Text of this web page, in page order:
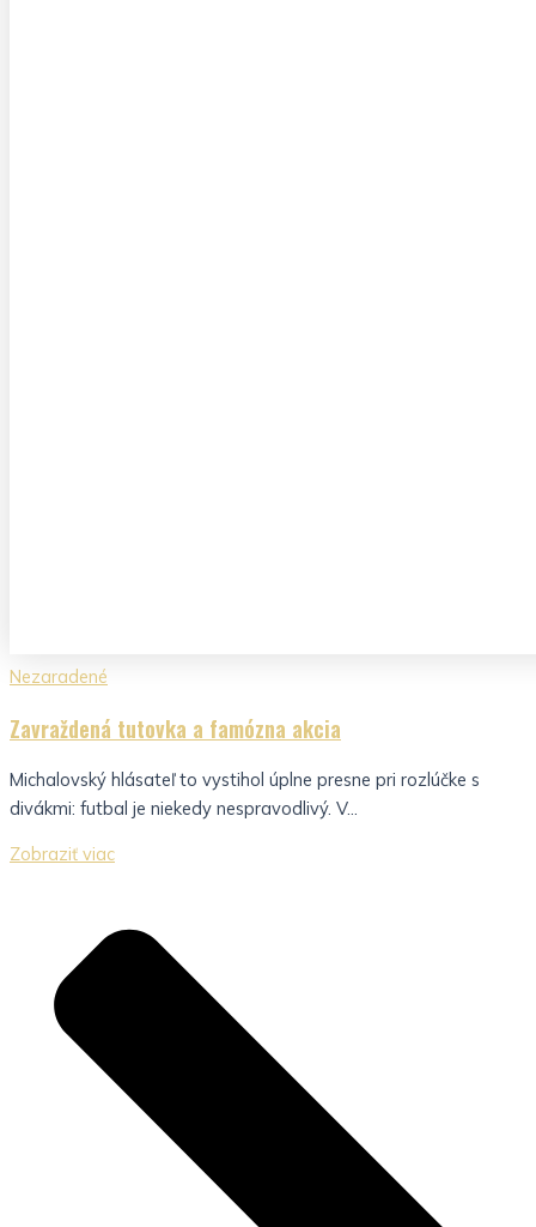
Nezaradené
Zavraždená tutovka a famózna akcia
Michalovský hlásateľ to vystihol úplne presne pri rozlúčke s
divákmi: futbal je niekedy nespravodlivý. V...
Zobraziť viac